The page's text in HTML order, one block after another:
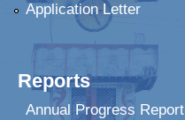
Application Letter
Reports
Annual Progress Report